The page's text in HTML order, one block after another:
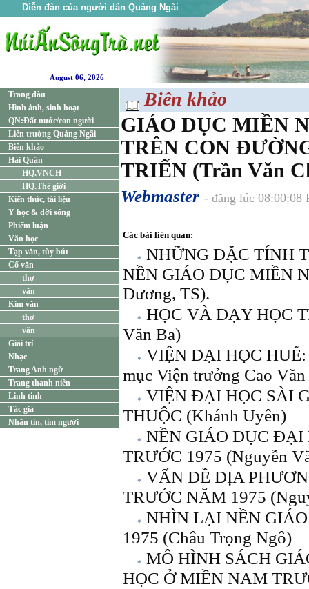
Diễn đàn của người dân Quảng Ngãi
August 06, 2026
Trang đầu
Hình ảnh, sinh hoạt
QN:Đất nước/con người
Liên trường Quảng Ngãi
Biên khảo
Hải Quân
HQ.VNCH
HQ.Thế giới
Kiến thức, tài liệu
Y học & đời sống
Phiếm luận
Văn học
Tạp văn, tùy bút
Cổ văn
thơ
văn
Kim văn
thơ
văn
Giải trí
Nhạc
Trang Anh ngữ
Trang thanh niên
Linh tinh
Tác giả
Nhắn tin, tìm người
Biên khảo
GIÁO DỤC MIỀN
TRÊN CON
TRIỂN (Trần Văn
Webmaster - đăng lúc 08:00:08
Các bài liên quan:
NHỮNG ĐẶC TÍNH
NỀN GIÁO DỤC MIỀN
Dương, TS).
HỌC VÀ DẠY HỌC
Văn Ba)
VIỆN ĐẠI HỌC
mục Viện trưởng Cao
VIỆN ĐẠI HỌC SÀI
THUỘC (Khánh Uyên)
NỀN GIÁO DỤC
TRƯỚC 1975 (Nguyễn
VẤN ĐỀ ĐỊA
TRƯỚC NĂM 1975
NHÌN LẠI NỀN
1975 (Châu Trọng Ngô)
MÔ HÌNH SÁCH
HỌC Ở MIỀN NAM